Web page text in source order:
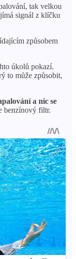
tak velkou
signál z klíčku
způsobem
úkolů pokazí.
to může způsobit,
a nic se
benzínový filtr.